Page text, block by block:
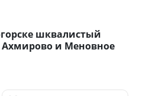
шквалистый
Ахмирово и Меновное